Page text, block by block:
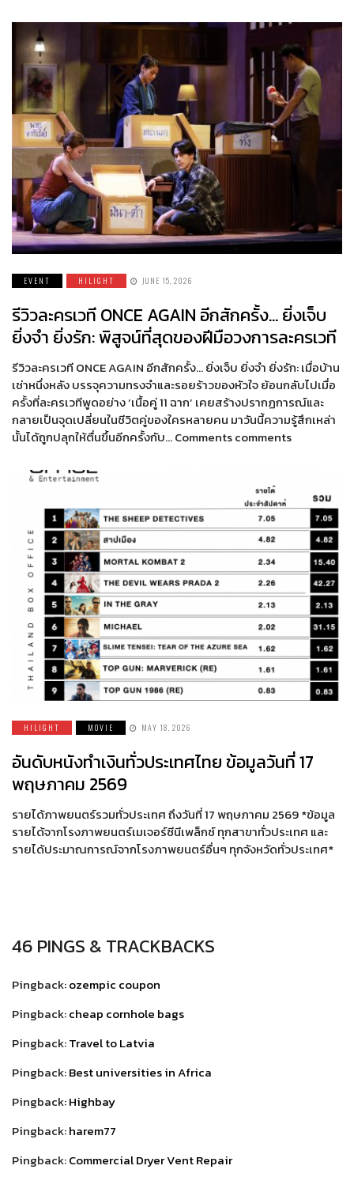
EVENT HILIGHT JUNE 15, 2026
รีวิวละครเวที ONCE AGAIN อีกสักครั้ง… ยิ่งเจ็บ
ยิ่งจำ ยิ่งรัก: พิสูจน์ที่สุดของฝีมือวงการละครเวที
รีวิวละครเวที ONCE AGAIN อีกสักครั้ง… ยิ่งเจ็บ ยิ่งจำ ยิ่งรัก: เมื่อบ้าน
เช่าหนึ่งหลัง บรรจุความทรงจำและรอยร้าวของหัวใจ ย้อนกลับไปเมื่อ
ครั้งที่ละครเวทีพูดอย่าง ‘เนื้อคู่ 11 ฉาก’ เคยสร้างปรากฏการณ์และ
กลายเป็นจุดเปลี่ยนในชีวิตคู่ของใครหลายคน มาวันนี้ความรู้สึกเหล่า
นั้นได้ถูกปลุกให้ตื่นขึ้นอีกครั้งกับ… Comments comments
HILIGHT MOVIE MAY 18, 2026
อันดับหนังทำเงินทั่วประเทศไทย ข้อมูลวันที่ 17
พฤษภาคม 2569
รายได้ภาพยนตร์รวมทั่วประเทศ ถึงวันที่ 17 พฤษภาคม 2569 *ข้อมูล
รายได้จากโรงภาพยนตร์เมเจอร์ซีนีเพล็กซ์ ทุกสาขาทั่วประเทศ และ
รายได้ประมาณการณ์จากโรงภาพยนตร์อื่นๆ ทุกจังหวัดทั่วประเทศ*
46 PINGS & TRACKBACKS
Pingback:ozempic coupon
Pingback:cheap cornhole bags
Pingback:Travel to Latvia
Pingback:Best universities in Africa
Pingback:Highbay
Pingback:harem77
Pingback:Commercial Dryer Vent Repair